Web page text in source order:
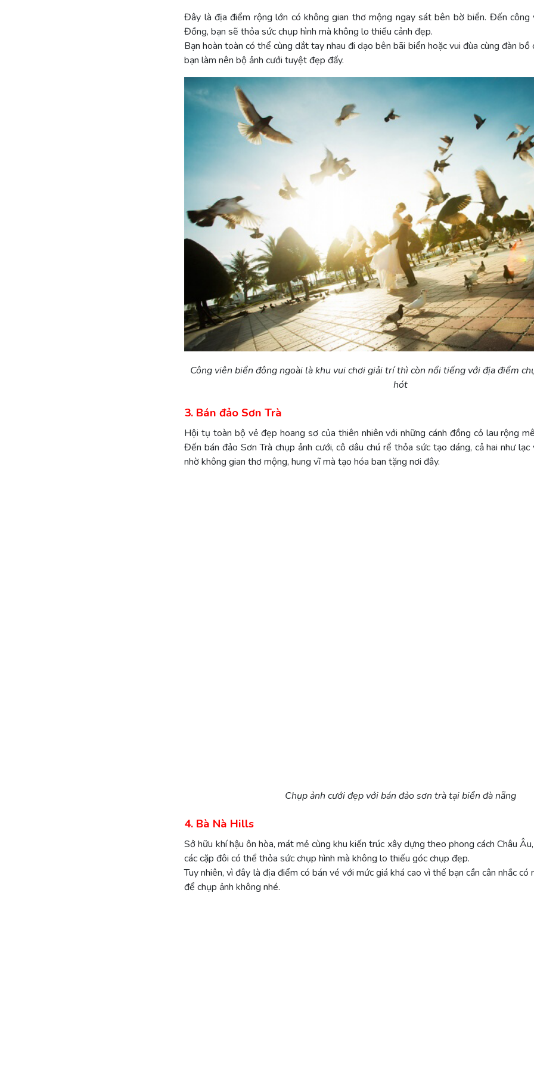
Đây là địa điểm rộng lớn có không gian thơ mộng ngay sát bên bờ biển. Đến công
Đồng, bạn sẽ thỏa sức chụp hình mà không lo thiếu cảnh đẹp.
Bạn hoàn toàn có thể cùng dắt tay nhau đi dạo bên bãi biển hoặc vui đùa cùng đàn bồ
bạn làm nên bộ ảnh cưới tuyệt đẹp đấy.
Công viên biển đông ngoài là khu vui chơi giải trí thì còn nổi tiếng với địa điểm
hót
3. Bán đảo Sơn Trà
Hội tụ toàn bộ vẻ đẹp hoang sơ của thiên nhiên với những cánh đồng cỏ lau rộng
Đến bán đảo Sơn Trà chụp ảnh cưới, cô dâu chú rể thỏa sức tạo dáng, cả hai như
nhờ không gian thơ mộng, hung vĩ mà tạo hóa ban tặng nơi đây.
Chụp ảnh cưới đẹp với bán đảo sơn trà tại biển đà nẵng
4. Bà Nà Hills
Sở hữu khí hậu ôn hòa, mát mẻ cùng khu kiến trúc xây dựng theo phong cách Châu
các cặp đôi có thể thỏa sức chụp hình mà không lo thiếu góc chụp đẹp.
Tuy nhiên, vì đây là địa điểm có bán vé với mức giá khá cao vì thế bạn cần cân nhắc
để chụp ảnh không nhé.